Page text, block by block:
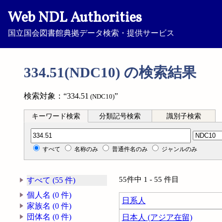
Web NDL Authorities
国立国会図書館典拠データ検索・提供サービス
334.51(NDC10) の検索結果
検索対象：“334.51 (NDC10)”
キーワード検索 分類記号検索 識別子検索
分類記号検索
すべて 名称のみ 普通件名のみ ジャンルのみ
すべて (55 件)
個人名 (0 件)
家族名 (0 件)
団体名 (0 件)
55件中 1 - 55 件目
日系人
日本人 (アジア在留)